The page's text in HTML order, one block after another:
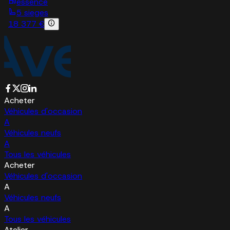
5 sieges
18 377 €
Acheter
Véhicules d'occasion
A
Véhicules neufs
A
Tous les véhicules
Acheter
Véhicules d'occasion
A
Véhicules neufs
A
Tous les véhicules